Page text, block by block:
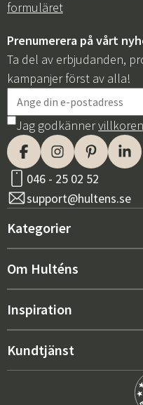
formuläret
Prenumerera på vårt
Ta del av erbjudanden,
kampanjer först av alla!
Jag godkännervillkoren
046 - 25 02 52
support@hultens.se
Kategorier
Nytt hos oss
Inredning
Utemöbler
Om Hulténs
Om Hulténs
Säljavdelning
Inspiration
Bästsäljare
Trendspaning:
Kundtjänst